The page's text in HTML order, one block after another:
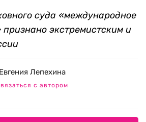
суда «международное
экстремистским и
Евгения Лепехина
с автором